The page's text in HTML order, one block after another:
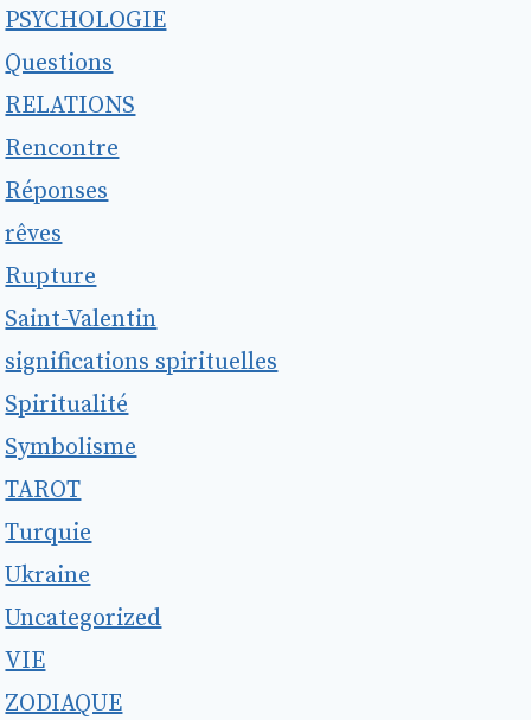
PSYCHOLOGIE
Questions
RELATIONS
Rencontre
Réponses
rêves
Rupture
Saint-Valentin
significations spirituelles
Spiritualité
Symbolisme
TAROT
Turquie
Ukraine
Uncategorized
VIE
ZODIAQUE